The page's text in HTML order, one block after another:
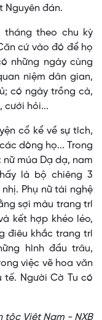
Nguyên đán.
tháng theo chu kỳ
cứ vào đó để họ
những ngày cùng
niệm dân gian,
có ngày trồng cà,
cưới hỏi...
cổ kể về sự tích,
dòng họ... Trong
múa Dạ dạ, nam
là bộ chiêng 3
Phụ nữ tài nghệ
sợi màu trang trí
kết hợp khéo léo,
điêu khắc trang trí
hình đầu trâu,
việc vẽ hoa văn
Người Cờ Tu có
tộc Việt Nam - NXB